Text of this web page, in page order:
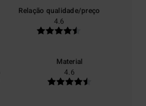
Relação qualidade/preço
4.6
Material
4.6